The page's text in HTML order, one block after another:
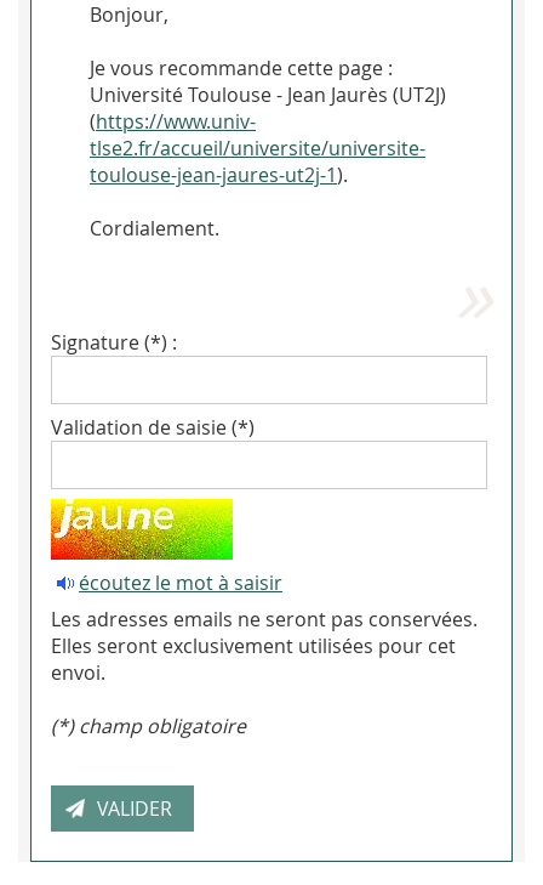
Bonjour,
Je vous recommande cette page :
Université Toulouse - Jean Jaurès (UT2J)
(https://www.univ-
tlse2.fr/accueil/universite/universite-
toulouse-jean-jaures-ut2j-1).
Cordialement.
Signature (*) :
Validation de saisie (*)
écoutez le mot à saisir
Les adresses emails ne seront pas conservées.
Elles seront exclusivement utilisées pour cet
envoi.
(*) champ obligatoire